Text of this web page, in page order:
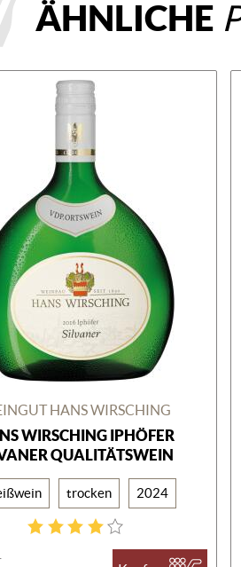
ÄHNLICHE
HANS WIRSCHING
WIRSCHING IPHÖFER
QUALITÄTSWEIN
trocken 2024